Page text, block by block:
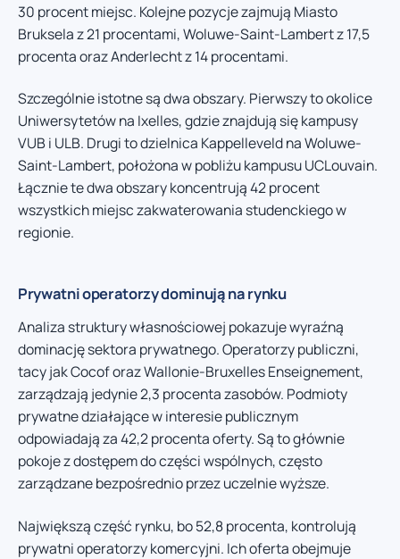
30 procent miejsc. Kolejne pozycje zajmują Miasto
Bruksela z 21 procentami, Woluwe-Saint-Lambert z 17,5
procenta oraz Anderlecht z 14 procentami.
Szczególnie istotne są dwa obszary. Pierwszy to okolice
Uniwersytetów na Ixelles, gdzie znajdują się kampusy
VUB i ULB. Drugi to dzielnica Kappelleveld na Woluwe-
Saint-Lambert, położona w pobliżu kampusu UCLouvain.
Łącznie te dwa obszary koncentrują 42 procent
wszystkich miejsc zakwaterowania studenckiego w
regionie.
Prywatni operatorzy dominują na rynku
Analiza struktury własnościowej pokazuje wyraźną
dominację sektora prywatnego. Operatorzy publiczni,
tacy jak Cocof oraz Wallonie-Bruxelles Enseignement,
zarządzają jedynie 2,3 procenta zasobów. Podmioty
prywatne działające w interesie publicznym
odpowiadają za 42,2 procenta oferty. Są to głównie
pokoje z dostępem do części wspólnych, często
zarządzane bezpośrednio przez uczelnie wyższe.
Największą część rynku, bo 52,8 procenta, kontrolują
prywatni operatorzy komercyjni. Ich oferta obejmuje